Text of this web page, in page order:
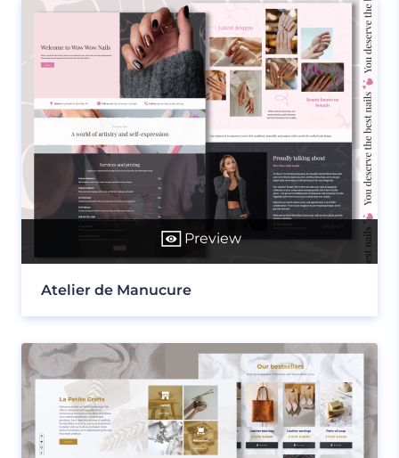
Preview
Atelier de Manucure